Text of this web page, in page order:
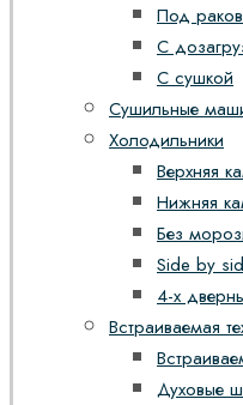
Под
С
С сушкой
Сушильные
Холодильники
Верхняя
Нижняя
Без
Side by
4-х
Встраиваемая
Духовые